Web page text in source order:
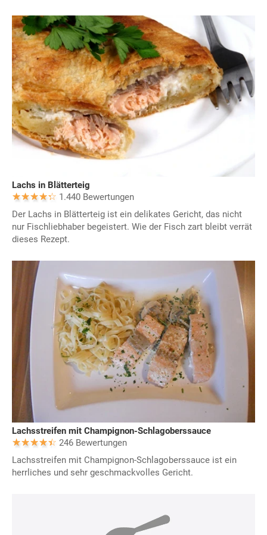
Lachs in Blätterteig
1.440 Bewertungen
Der Lachs in Blätterteig ist ein delikates Gericht, das nicht
nur Fischliebhaber begeistert. Wie der Fisch zart bleibt verrät
dieses Rezept.
Lachsstreifen mit Champignon-Schlagoberssauce
246 Bewertungen
Lachsstreifen mit Champignon-Schlagoberssauce ist ein
herrliches und sehr geschmackvolles Gericht.